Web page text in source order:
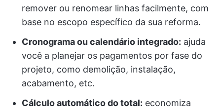
remover ou renomear linhas facilmente, com
base no escopo específico da sua reforma.
Cronograma ou calendário integrado: ajuda
você a planejar os pagamentos por fase do
projeto, como demolição, instalação,
acabamento, etc.
Cálculo automático do total: economiza